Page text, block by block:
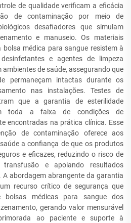
de qualidade verificam a eficácia
de contaminação por meio de
desafiadores que simulam
e manuseio. Os materiais
médica para sangue resistem à
e agentes de limpeza
de saúde, assegurando que
permaneçam intactas durante os
nas instalações. Testes de
que a garantia de esterilidade
toda a faixa de condições de
encontradas na prática clínica. Esse
de contaminação oferece aos
a confiança de que os produtos
e eficazes, reduzindo o risco de
transfusão e apoiando resultados
abordagem abrangente da garantia
recurso crítico de segurança que
bolsas médicas para sangue dos
gerando valor mensurável
ao paciente e suporte à